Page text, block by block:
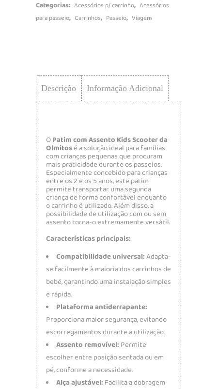
Categorias: Acessórios p/ carrinho, Acessórios
para passeio, Carrinhos, Passeio, Viagem
Descrição Informação Adicional
OPatim com Assento Kids Scooter da
Olmitosé a solução ideal para famílias
com crianças pequenas que procuram
mais praticidade durante os passeios.
Especialmente concebido para crianças
entre os 2 e os 5 anos, este patim
permite transportar uma segunda
criança de forma confortável enquanto
o carrinho é utilizado. Além disso, a
possibilidade de utilização com ou sem
assento torna-o extremamente versátil.
Características principais:
Compatibilidade universal:Adapta-
se facilmente à maioria dos carrinhos de
bebé, garantindo uma instalação simples
e rápida.
Plataforma antiderrapante:
Proporciona maior segurança, evitando
escorregamentos durante a utilização.
Assento removível: Permite
escolher entre posição sentada ou em
pé, conforme a necessidade.
Alça ajustável: Facilita a dobragem